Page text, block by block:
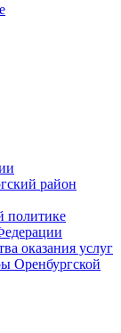
район
политике
оказания услуг
Оренбургской